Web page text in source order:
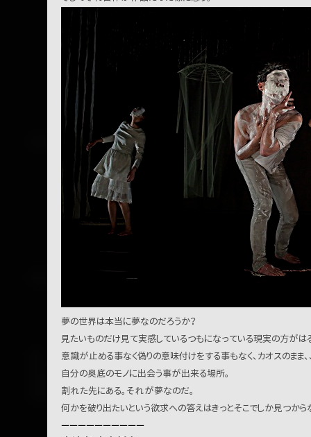
夢の世界は本当に夢なのだろうか？
見たいものだけ見て実感しているつもになっている現実の方がは
意識が止める事なく偽りの意味付けをする事もなく、カオスのまま、
自分の奥底のモノに出会う事が出来る場所。
割れた先にある。それが夢なのだ。
何かを破り出たいという欲求への答えはきっとそこでしか見つから
ーーーーーーーーーー